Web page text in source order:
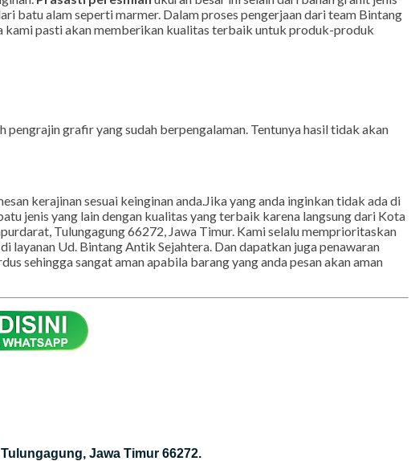
batu alam seperti marmer. Dalam proses pengerjaan dari team Bintang
kami pasti akan memberikan kualitas terbaik untuk produk-produk
grafir yang sudah berpengalaman. Tentunya hasil tidak akan
kerajinan sesuai keinginan anda.Jika yang anda inginkan tidak ada di
jenis yang lain dengan kualitas yang terbaik karena langsung dari Kota
Tulungagung 66272, Jawa Timur. Kami selalu memprioritaskan
layanan Ud. Bintang Antik Sejahtera. Dan dapatkan juga penawaran
sehingga sangat aman apabila barang yang anda pesan akan aman
Jawa Timur 66272.